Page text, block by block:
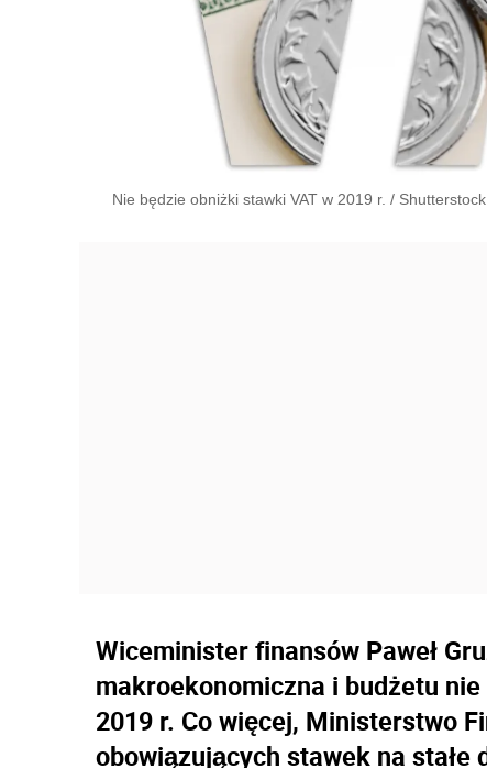
Nie będzie obniżki stawki VAT w 2019 r. / Shutterstock
Wiceminister finansów Paweł
makroekonomiczna i budżetu
2019 r. Co więcej, Ministerstwo
obowiązujących stawek na stałe